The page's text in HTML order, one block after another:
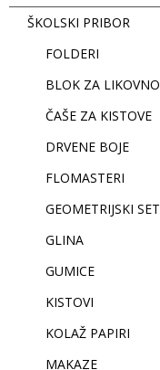
ŠKOLSKI PRIBOR
FOLDERI
BLOK ZA LIKOVNO
ČAŠE ZA KISTOVE
DRVENE BOJE
FLOMASTERI
GEOMETRIJSKI SET
GLINA
GUMICE
KISTOVI
KOLAŽ PAPIRI
MAKAZE